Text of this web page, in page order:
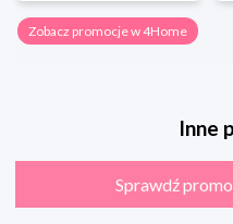
Zobacz promocje w 4Home
Inne
Sprawdź